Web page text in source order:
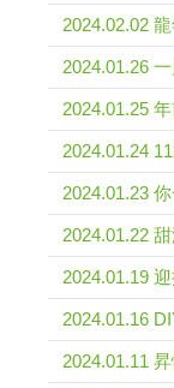
2024.02.02
2024.01.26
2024.01.25
2024.01.24
2024.01.23
2024.01.22
2024.01.19
2024.01.16
2024.01.11